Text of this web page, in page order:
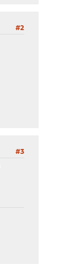
#2
#3